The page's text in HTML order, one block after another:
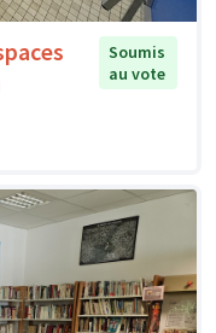
Soumis
au vote